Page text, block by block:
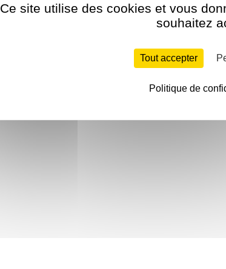
Ce site utilise des cookies et vous
souhaitez
Tout accepter
Politique de